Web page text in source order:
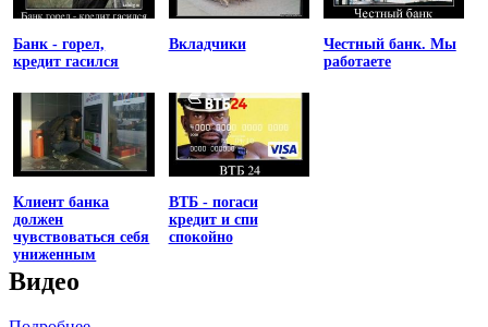
Банк - горел,
кредит гасился
Вкладчики
Честный банк. Мы
работаете
Клиент банка
должен
чувствоваться себя
униженным
ВТБ - погаси
кредит и спи
спокойно
Видео